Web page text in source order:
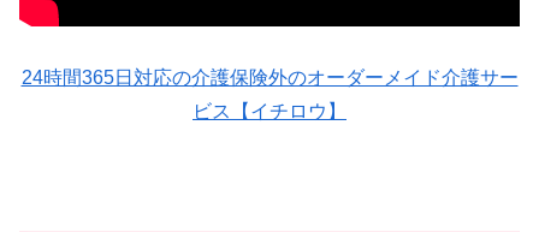
24時間365日対応の介護保険外のオーダーメイド介護サー
ビス【イチロウ】